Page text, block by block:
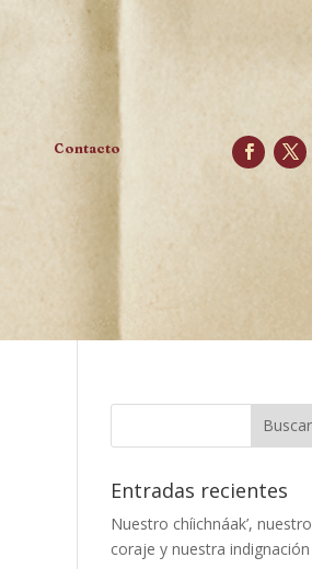
Contacto
Entradas recientes
Nuestro chíichnáak’, nuestro
coraje y nuestra indignación